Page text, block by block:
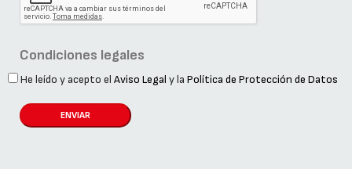
Condiciones legales
He leído y acepto el Aviso Legal y la Política de Protección de Datos
ENVIAR